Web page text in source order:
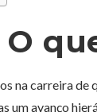
na carreira
um avanço